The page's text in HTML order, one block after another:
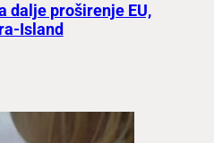
dalje proširenje EU,
Island